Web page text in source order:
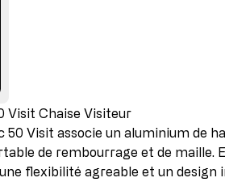
Visit Chaise Visiteur
50 Visit associe un aluminium de
de rembourrage et de maille.
flexibilité agreable et un